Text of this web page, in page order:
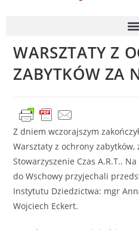
WARSZTATY Z
ZABYTKÓW ZA
Z dniem wczorajszym
Warsztaty z ochrony
Stowarzyszenie Czas A.R.T..
do Wschowy przyjechali
Instytutu Dziedzictwa: mgr
Wojciech Eckert.